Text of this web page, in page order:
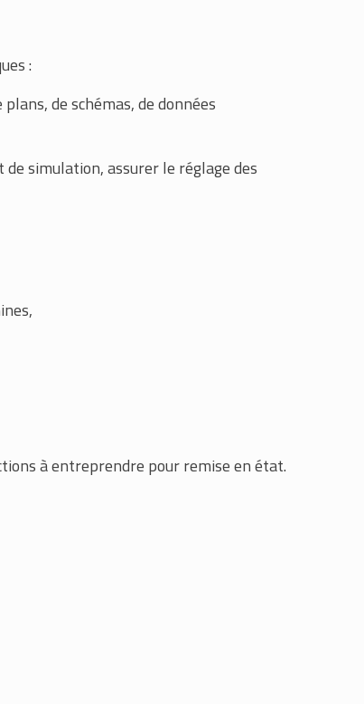
:
de schémas, de données
simulation, assurer le réglage des
à entreprendre pour remise en état.